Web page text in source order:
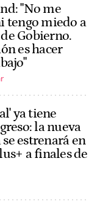
"No me
tengo miedo a
Gobierno.
es hacer
ya tiene
la nueva
estrenará en
a finales de